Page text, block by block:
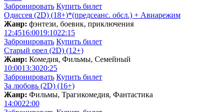
Забронировать Купить билет
Одиссея (2D) (18+)*(предсеанс. обсл.) + Aвиарежим
Жанр: фэнтези, боевик, приключения
12:4516:0019:1022:15
Забронировать Купить билет
Старый орел (2D) (12+)
Жанр: Комедия, Фильмы, Семейный
10:0013:3020:25
Забронировать Купить билет
За любовь (2D) (16+)
Жанр: Фильмы, Трагикомедия, Фантастика
14:0022:00